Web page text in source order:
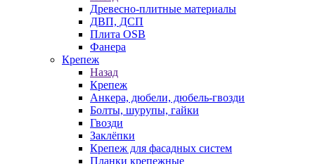
Древесно-плитные материалы
ДВП, ДСП
Плита OSB
Фанера
Крепеж
Назад
Крепеж
Анкера, дюбели, дюбель-гвозди
Болты, шурупы, гайки
Гвозди
Заклёпки
Крепеж для фасадных систем
Планки крепежные